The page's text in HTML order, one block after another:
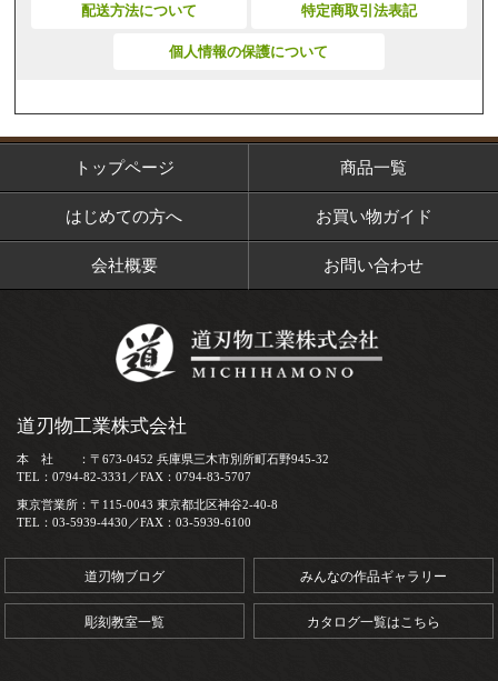
配送方法について 特定商取引法表記
個人情報の保護について
トップページ 商品一覧
はじめての方へ お買い物ガイド
会社概要 お問い合わせ
道刃物工業株式会社
本 社 ：〒673-0452 兵庫県三木市別所町石野945-32
TEL：0794-82-3331／FAX：0794-83-5707
東京営業所：〒115-0043 東京都北区神谷2-40-8
TEL：03-5939-4430／FAX：03-5939-6100
道刃物ブログ みんなの作品ギャラリー
彫刻教室一覧 カタログ一覧はこちら